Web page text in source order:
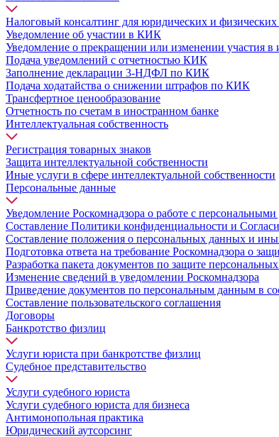
Налоговый консалтинг для юридических и
Уведомление об участии в КИК
Уведомление о прекращении или изменении участия
Подача уведомлений с отчетностью КИК
Заполнение декларации 3-НДФЛ по КИК
Подача ходатайства о снижении штрафов по КИК
Трансфертное ценообразование
Отчетность по счетам в иностранном банке
Интеллектуальная собственность
Регистрация товарных знаков
Защита интеллектуальной собственности
Иные услуги в сфере интеллектуальной собственности
Персональные данные
Уведомление Роскомнадзора о работе с
Составление Политики конфиденциальности и
Составление положения о персональных данных и
Подготовка ответа на требование Роскомнадзора о
Разработка пакета документов по защите
Изменение сведений в уведомлении Роскомнадзора
Приведение документов по персональным данным в
Составление пользовательского соглашения
Договоры
Банкротство физлиц
Услуги юриста при банкротстве физлиц
Судебное представительство
Услуги судебного юриста
Услуги судебного юриста для бизнеса
Антимонопольная практика
Юридический аутсорсинг